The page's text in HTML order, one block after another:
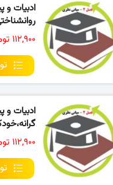
ادبیات و
۱۱۲,۹۰۰ تومان
ادبیات و
۱۱۲,۹۰۰ تومان